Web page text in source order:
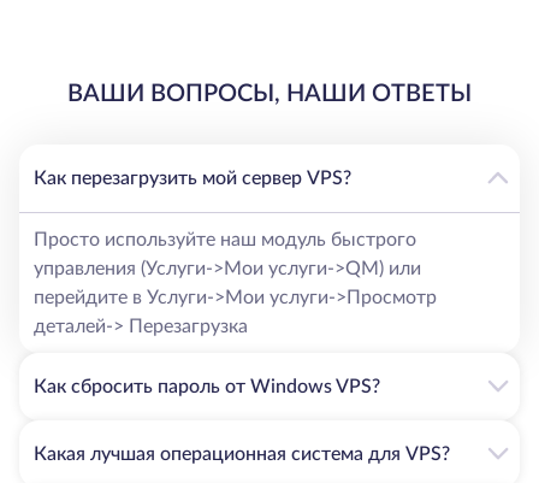
ВАШИ ВОПРОСЫ, НАШИ ОТВЕТЫ
Как перезагрузить мой сервер VPS?
Просто используйте наш модуль быстрого
управления (Услуги->Мои услуги->QM) или
перейдите в Услуги->Мои услуги->Просмотр
деталей-> Перезагрузка
Как сбросить пароль от Windows VPS?
Какая лучшая операционная система для VPS?